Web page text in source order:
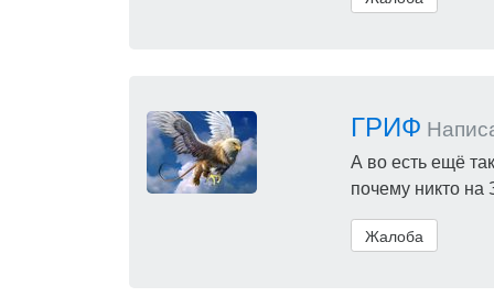
ГРИФ
А во есть ещё
почему никто на
Жалоба